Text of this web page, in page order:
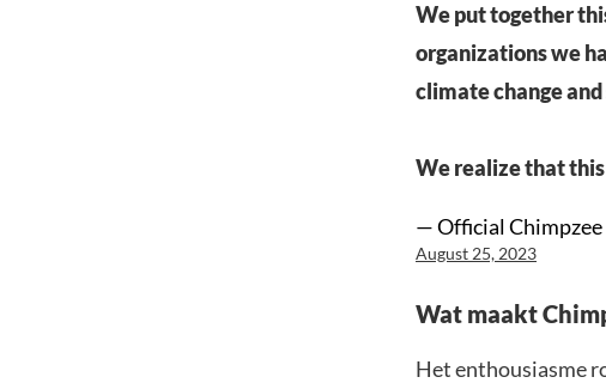
We put together
organizations we
climate change
We realize that
— Official Chimpzee
August 25, 2023
Wat maakt
Het enthousiasme